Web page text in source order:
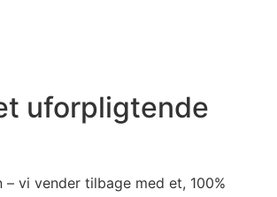
uforpligtende
vi vender tilbage med et, 100%